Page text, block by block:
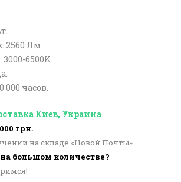
2560 Лм.
6500K
000 часов.
Киев, Украина
грн.
на складе «Новой Почты».
большом количестве?